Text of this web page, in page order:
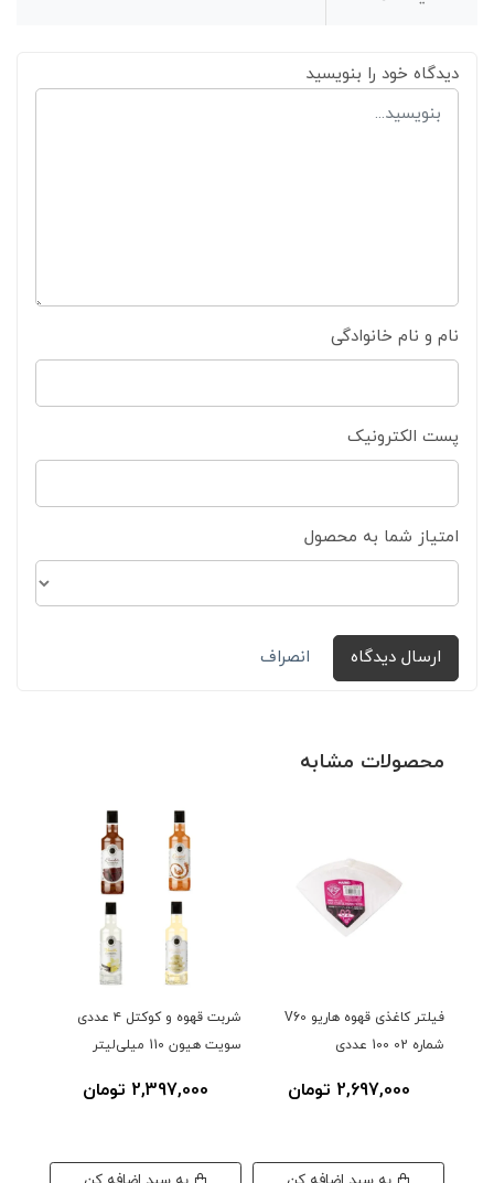
دیدگاه خود را بنویسید
نام و نام خانوادگی
پست الکترونیک
امتیاز شما به محصول
ارسال دیدگاه انصراف
محصولات مشابه
فیلتر کاغذی قهوه هاریو V60
شماره 02 100 عددی
2,697,000 تومان
شربت قهوه و کوکتل ۴ عددی
سویت هیون 110 میلی‌لیتر
2,397,000 تومان